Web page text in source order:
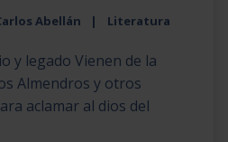
Abellán Literatura
y legado Vienen de la
Almendros y otros
aclamar al dios del